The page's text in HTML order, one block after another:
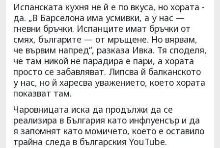
Испанската кухня не й е по вкуса, но хората -
да. „В Барселона има усмивки, а у нас —
гневни бръчки. Испанците имат бръчки от
смях, българите — от мръщене. Но вярвам,
че вървим напред“, разказа Ивка. Тя споделя,
че там никой не парадира е пари, а хората
просто се забавляват. Липсва й балканското
у нас, но й харесва уважението, което хората
показват там.
Чаровницата иска да продължи да се
реализира в България като инфлуенсър и да
я запомнят като момичето, което е оставило
трайна следа в българския YouTube.